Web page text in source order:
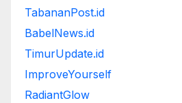
TabananPost.id
BabelNews.id
TimurUpdate.id
ImproveYourself
RadiantGlow